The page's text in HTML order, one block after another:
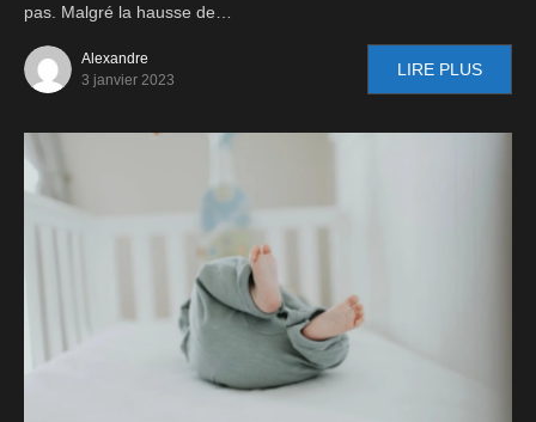
pas. Malgré la hausse de…
Alexandre
3 janvier 2023
LIRE PLUS